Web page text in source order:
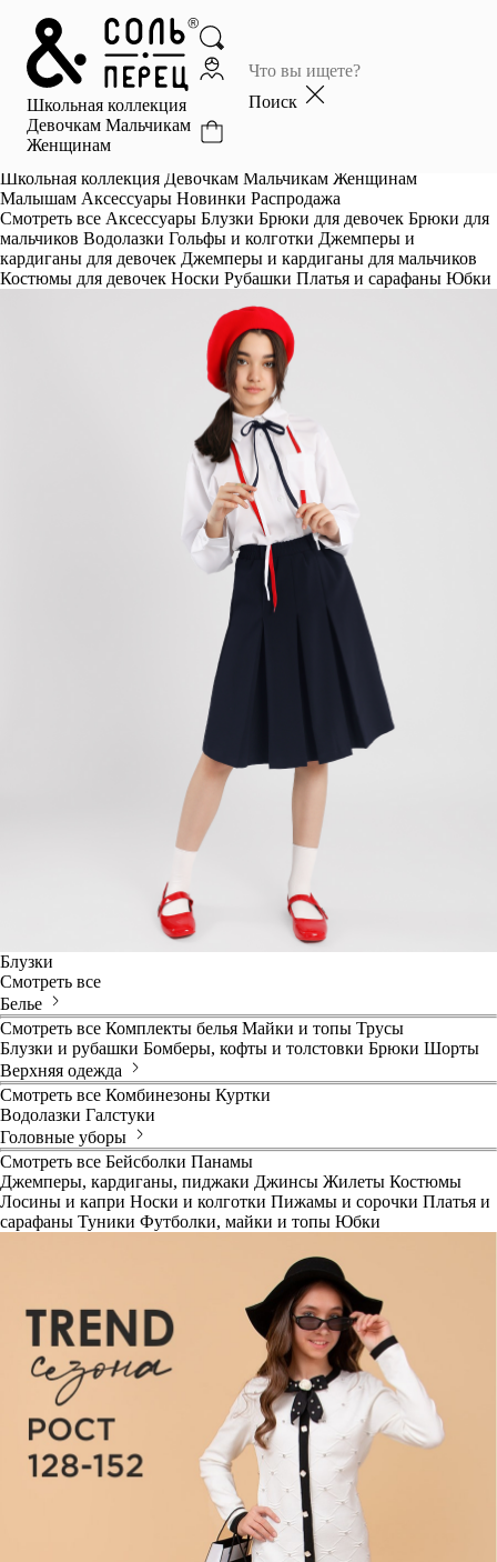
Школьная коллекция
Девочкам Мальчикам
Женщинам
Поиск
Главная
Каталог
Избранное
Школьная коллекция Девочкам Мальчикам Женщинам
Малышам Аксессуары Новинки Распродажа
Смотреть все Аксессуары Блузки Брюки для девочек Брюки для
мальчиков Водолазки Гольфы и колготки Джемперы и
кардиганы для девочек Джемперы и кардиганы для мальчиков
Костюмы для девочек Носки Рубашки Платья и сарафаны Юбки
Блузки
Смотреть все
Белье
Смотреть все Комплекты белья Майки и топы Трусы
Блузки и рубашки Бомберы, кофты и толстовки Брюки Шорты
Верхняя одежда
Смотреть все Комбинезоны Куртки
Водолазки Галстуки
Головные уборы
Смотреть все Бейсболки Панамы
Джемперы, кардиганы, пиджаки Джинсы Жилеты Костюмы
Лосины и капри Носки и колготки Пижамы и сорочки Платья и
сарафаны Туники Футболки, майки и топы Юбки